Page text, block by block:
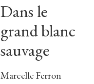
Dans le
grand blanc
sauvage
Marcelle Ferron